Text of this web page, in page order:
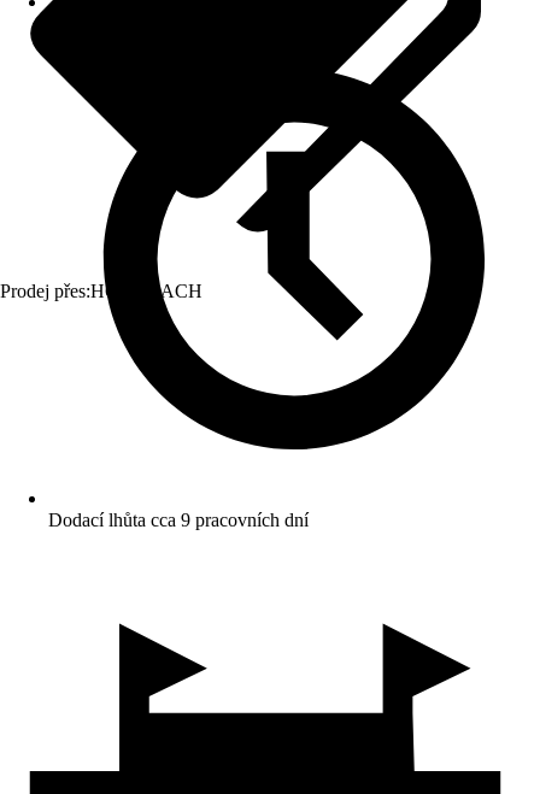
Prodej přes:HORNBACH
Dodací lhůta cca 9 pracovních dní